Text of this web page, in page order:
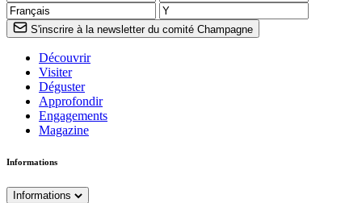
S'inscrire à la newsletter du comité Champagne
Découvrir
Visiter
Déguster
Approfondir
Engagements
Magazine
Informations
Informations